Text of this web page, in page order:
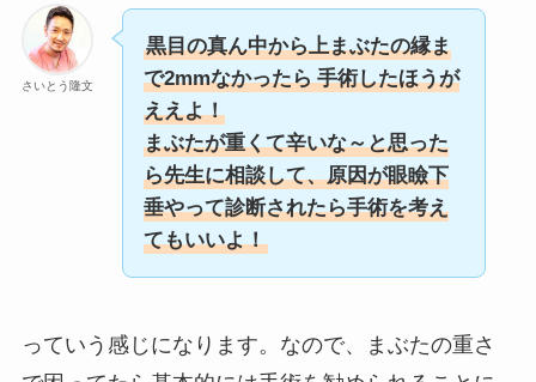
さいとう隆文
黒目の真ん中から上まぶたの縁ま
で2mmなかったら 手術したほうが
ええよ！
まぶたが重くて辛いな～と思った
ら先生に相談して、原因が眼瞼下
垂やって診断されたら手術を考え
てもいいよ！
っていう感じになります。なので、まぶたの重さ